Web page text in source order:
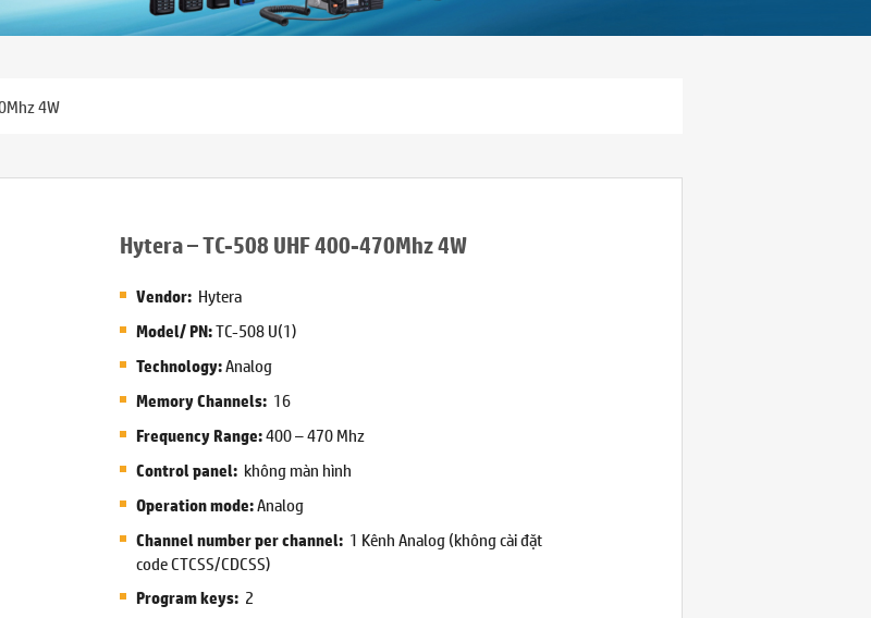
4W
Hytera – TC-508 UHF 400-470Mhz 4W
Vendor: Hytera
Model/ PN:TC-508 U(1)
Technology:Analog
Memory Channels: 16
Frequency Range:400 – 470 Mhz
Control panel: không màn hình
Operation mode:Analog
Channel number per channel: 1 Kênh Analog (không cài đặt
code CTCSS/CDCSS)
Program keys: 2